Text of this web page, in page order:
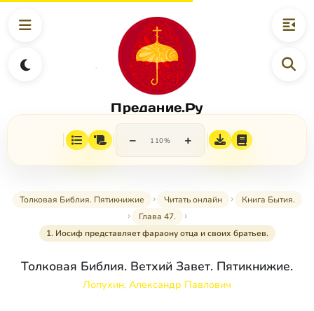
Предание.Ру
− 110% +
Толковая Библия. Пятикнижие Читать онлайн
Книга Бытия.
Глава 47.
1. Иосиф представляет фараону отца и своих братьев.
Толковая Библия. Ветхий Завет. Пятикнижие.
Лопухин, Александр Павлович